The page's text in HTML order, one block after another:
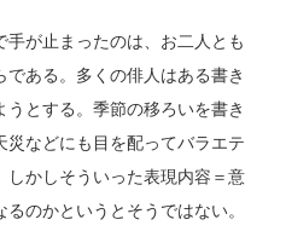
が止まったのは、お二人とも
ある。多くの俳人はある書き
とする。季節の移ろいを書き
などにも目を配ってバラエテ
しかしそういった表現内容＝意
のかというとそうではない。